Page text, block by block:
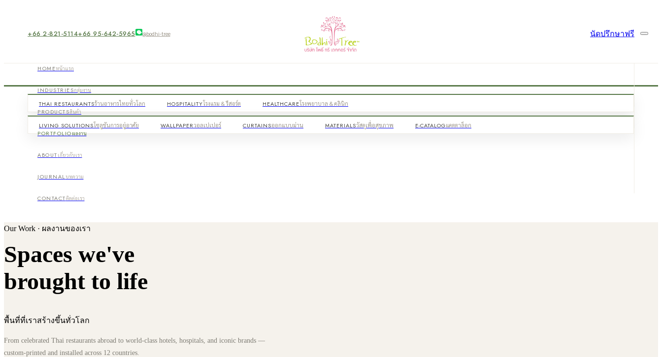
นัดปรึกษาฟรี
+66 2-821-5114+66 95-642-5965 @bodhi-tree
HOMEหน้าแรก
INDUSTRIESกลุ่มงาน
THAI RESTAURANTSร้านอาหารไทยทั่วโลก HOSPITALITYโรงแรม & รีสอร์ต HEALTHCAREโรงพยาบาล & คลินิก
PRODUCTSสินค้า
LIVING SOLUTIONSโซลูชันการอยู่อาศัย WALLPAPERวอลเปเปอร์ CURTAINSออกแบบม่าน MATERIALSวัสดุเพื่อสุขภาพ E-CATALOGแคตตาล็อก
PORTFOLIOผลงาน
ABOUT เกี่ยวกับเรา
JOURNAL บทความ
CONTACTติดต่อเรา
Our Work · ผลงานของเรา
Spaces we've
brought to life
พื้นที่ที่เราสร้างขึ้นทั่วโลก
From celebrated Thai restaurants abroad to world-class hotels, hospitals, and iconic brands —
custom-printed and installed across 12 countries.